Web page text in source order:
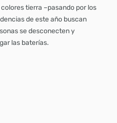
tierra –pasando por los
de este año buscan
se desconecten y
las baterías.